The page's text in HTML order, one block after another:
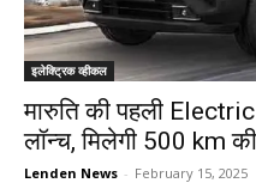
इलेक्ट्रिक व्हीकल
मारुति की पहली
लॉन्च, मिलेगी 500 km
Lenden News - February 15, 2025